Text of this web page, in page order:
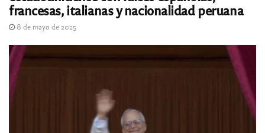
francesas, italianas y nacionalidad peruana
8 de mayo de 2025